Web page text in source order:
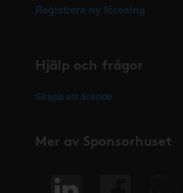
Registrera ny förening
Hjälp och frågor
Skapa ett ärende
Mer av Sponsorhuset